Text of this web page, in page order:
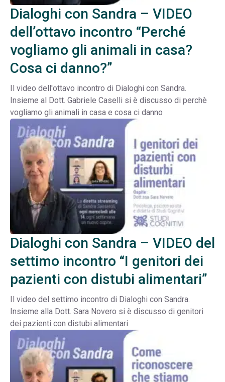
Dialoghi con Sandra – VIDEO
dell’ottavo incontro “Perché
vogliamo gli animali in casa?
Cosa ci danno?”
Il video dell'ottavo incontro di Dialoghi con Sandra.
Insieme al Dott. Gabriele Caselli si è discusso di perchè
vogliamo gli animali in casa e cosa ci danno
Dialoghi con Sandra – VIDEO del
settimo incontro “I genitori dei
pazienti con distubi alimentari”
Il video del settimo incontro di Dialoghi con Sandra.
Insieme alla Dott. Sara Novero si è discusso di genitori
dei pazienti con distubi alimentari